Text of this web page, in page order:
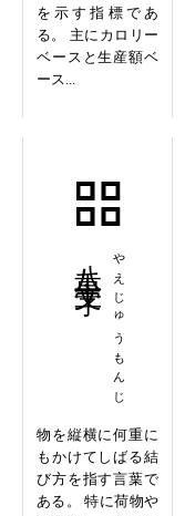
を示す指標であ
る。 主にカロリー
ベースと生産額ベ
ース...
やえじゅうもんじ
物を縦横に何重に
もかけてしばる結
び方を指す言葉で
ある。 特に荷物や